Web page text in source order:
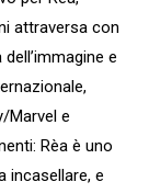
attraversa con
e
Marvel e
Rèa è uno
incasellare, e